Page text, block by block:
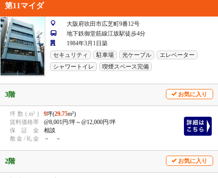
第11マイダ
大阪府吹田市広芝町9番12号
地下鉄御堂筋線江坂駅徒歩4分
1984年3月1日築
セキュリティ
駐車場 光ケーブル
エレベーター
シャワートイレ
喫煙スペース完備
3階 お気に入り
坪 数 ( m² ) 9坪(29.75m²)
賃料価格帯 @8,001円/坪～@12,000円/坪
保
証 金
相談
敷 金 /礼金 － －
2階 お気に入り